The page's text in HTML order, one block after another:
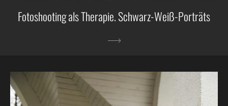
Fotoshooting als Therapie. Schwarz-Weiß-Porträts